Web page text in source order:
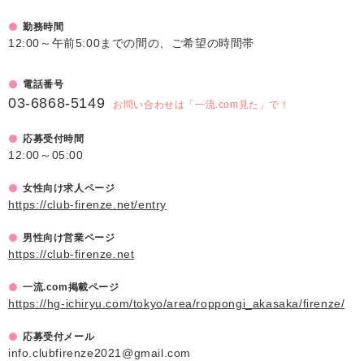
勤務時間
12:00～午前5:00までの間の、ご希望の時間帯
電話番号
03-6868-5149 お問い合わせは「一流.com見た」で！
応募受付時間
12:00～05:00
女性向け求人ページ
https://club-firenze.net/entry
男性向け営業ページ
https://club-firenze.net
一流.com掲載ページ
https://hg-ichiryu.com/tokyo/area/roppongi_akasaka/firenze/
応募受付メール
info.clubfirenze2021@gmail.com